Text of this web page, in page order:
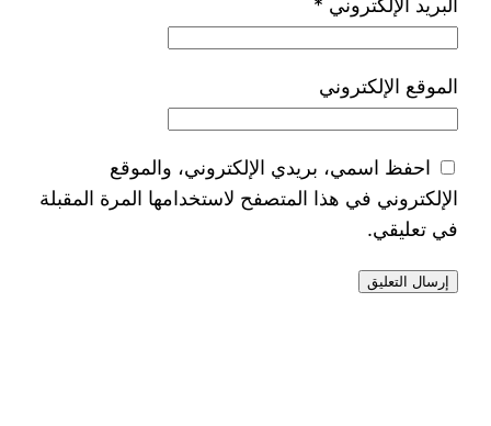
البريد الإلكتروني *
الموقع الإلكتروني
احفظ اسمي، بريدي الإلكتروني، والموقع
الإلكتروني في هذا المتصفح لاستخدامها المرة المقبلة
في تعليقي.